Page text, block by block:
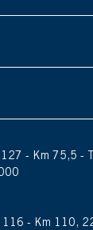
127 - Km 75,5 -
116 - Km 110,